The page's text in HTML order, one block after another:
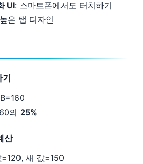
UI: 스마트폰에서도 터치하기
은 탭 디자인
의 25%
산
새 값=150